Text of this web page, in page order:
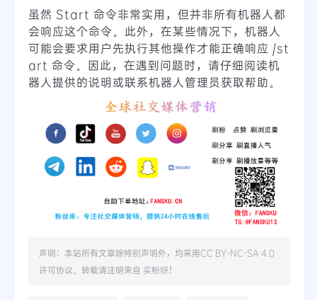
虽然 Start 命令非常实用，但并非所有机器人都
会响应这个命令。此外，在某些情况下，机器人
可能会要求用户先执行其他操作才能正确响应 /st
art 命令。因此，在遇到问题时，请仔细阅读机
器人提供的说明或联系机器人管理员获取帮助。
声明：本站所有文章除特别声明外，均采用CC BY-NC-SA 4.0
许可协议。转载请注明来自 买粉呀！